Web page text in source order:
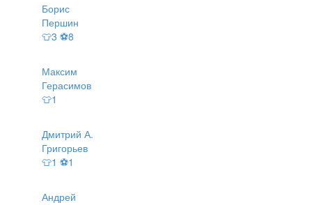
Борис
Першин
👕3 ⚽8
Максим
Герасимов
👕1
Дмитрий А.
Григорьев
👕1 ⚽1
Андрей